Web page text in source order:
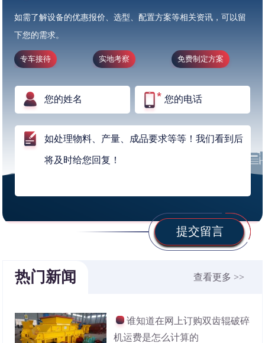
如需了解设备的优惠报价、选型、配置方案等相关资讯，可以留
下您的需求。
专车接待 实地考察 免费制定方案
提交留言
热门新闻 查看更多 >>
谁知道在网上订购双齿辊破碎
机运费是怎么计算的